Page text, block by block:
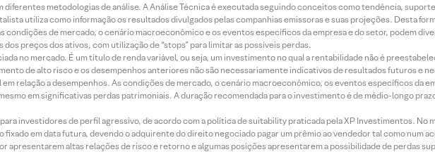
diferentes metodologias de análise. A Análise Técnica é executada seguindo conceitos como tendência,
utiliza como informação os resultados divulgados pelas companhias emissoras e suas projeções. Desta
condições de mercado, o cenário macroeconômico e os eventos específicos da empresa e do setor, podem
preços dos ativos, com utilização de “stops” para limitar as possíveis perdas.
no mercado. É um título de renda variável, ou seja, um investimento no qual a rentabilidade não é
de alto risco e os desempenhos anteriores não são necessariamente indicativos de resultados futuros e
relação a desempenhos. As condições de mercado, o cenário macroeconômico, os eventos específicos da
em significativas perdas patrimoniais. A duração recomendada para o investimento é de médio-longo
investidores de perfil agressivo, de acordo com a política de suitability praticada pela XP Investimentos. No
em data futura, devendo o adquirente do direito negociado pagar um prêmio ao vendedor tal como num
apresentarem altas relações de risco e retorno e algumas posições apresentarem a possibilidade de perdas